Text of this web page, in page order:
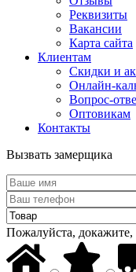
Реквизиты
Вакансии
Карта сайта
Клиентам
Скидки и
Онлайн-
Вопрос-
Оптовикам
Контакты
Вызвать замерщика
Пожалуйста,